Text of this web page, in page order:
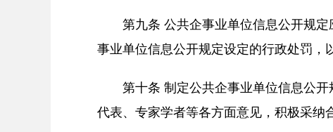
第九条 公共企事业单位信息公开规
事业单位信息公开规定设定的行政处罚，
第十条 制定公共企事业单位信息公
代表、专家学者等各方面意见，积极采纳